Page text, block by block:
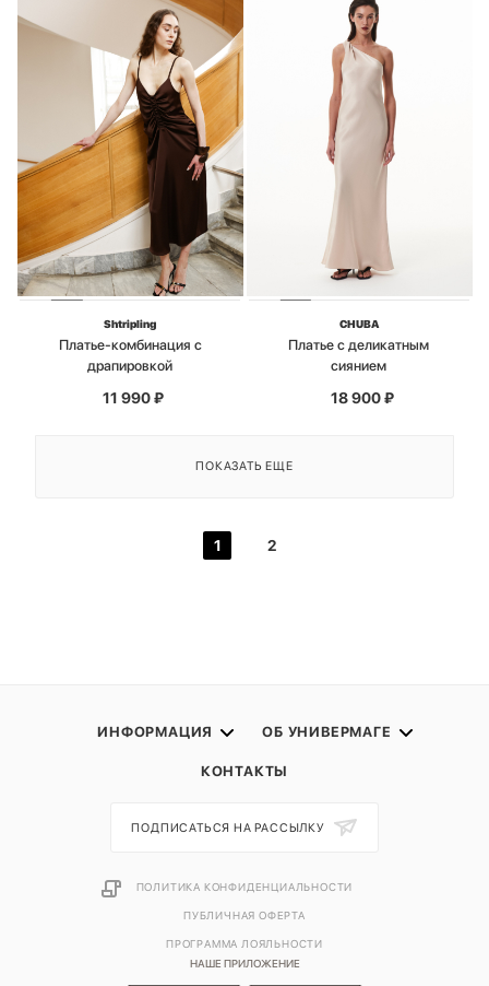
Shtripling
Платье-комбинация с
драпировкой
11 990₽
CHUBA
Платье с деликатным
сиянием
18 900₽
ПОКАЗАТЬ ЕЩЕ
1 2
ИНФОРМАЦИЯ ОБ УНИВЕРМАГЕ
КОНТАКТЫ
НАШЕ ПРИЛОЖЕНИЕ
ПОДПИСАТЬСЯ НА РАССЫЛКУ
ПОЛИТИКА КОНФИДЕНЦИАЛЬНОСТИ
ПУБЛИЧНАЯ ОФЕРТА
ПРОГРАММА ЛОЯЛЬНОСТИ